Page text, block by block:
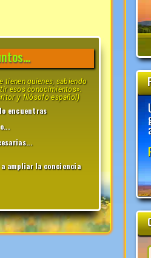
tienen quienes, sabiendo
esos conocimientos».
y filósofo español)
encuentras
ampliar la conciencia